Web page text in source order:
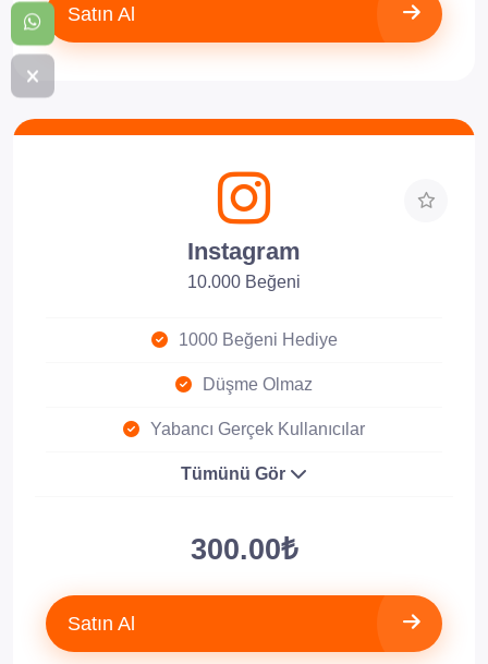
Satın Al
Instagram
10.000 Beğeni
1000 Beğeni Hediye
Düşme Olmaz
Yabancı Gerçek Kullanıcılar
Tümünü Gör
300.00₺
Satın Al